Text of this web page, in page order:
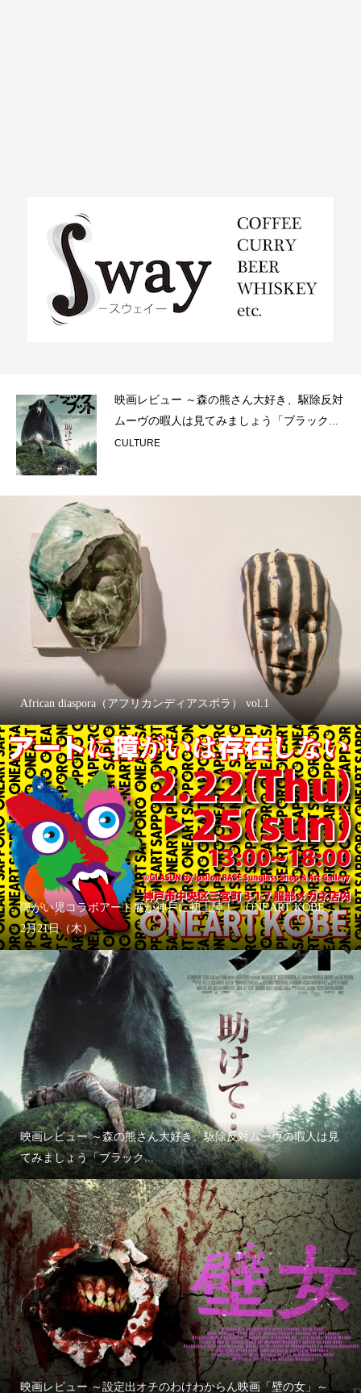
映画レビュー ～森の熊さん大好き、駆除反対
ムーヴの暇人は見てみましょう「ブラック...
CULTURE
African diaspora（アフリカンディアスポラ） vol.1
障がい児コラボアート展が神戸に初上陸！「ONEART KOBE」
2月21日（木）...
映画レビュー ～森の熊さん大好き、駆除反対ムーヴの暇人は見
てみましょう「ブラック...
映画レビュー ～設定出オチのわけわからん映画「壁の女」～